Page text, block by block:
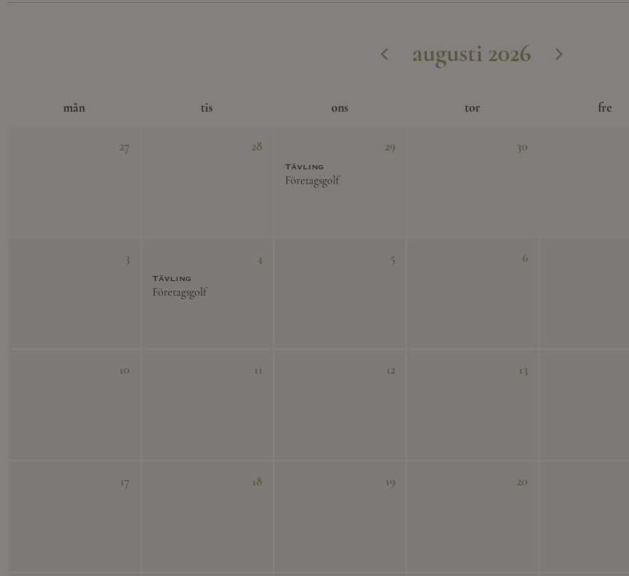
augusti 2026
mån tis ons tor fre
27 28 29
Tävling
Företagsgolf
30
3 4
Tävling
Företagsgolf
5 6
10 11 12 13
17 18 19 20